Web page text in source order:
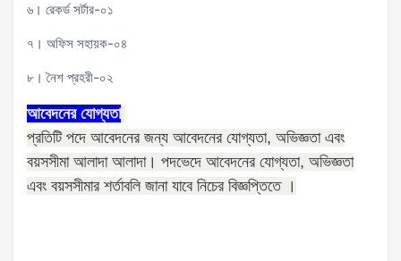
৬। রেকর্ড সর্টার-০১
৭। অফিস সহায়ক-০৪
৮। নৈশ প্রহরী-০২
আবেদনের যোগ্যতা
প্রতিটি পদে আবেদনের জন্য আবেদনের যোগ্যতা, অভিজ্ঞতা এবং
বয়সসীমা আলাদা আলাদা। পদভেদে আবেদনের যোগ্যতা, অভিজ্ঞতা
এবং বয়সসীমার শর্তাবলি জানা যাবে নিচের বিজ্ঞপ্তিতে ।